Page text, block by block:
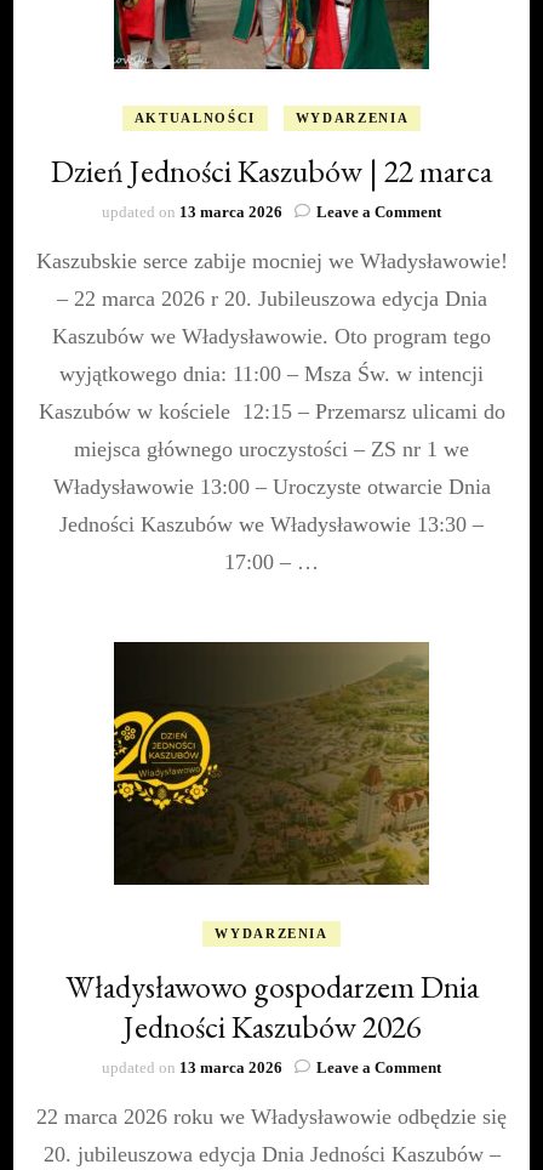
AKTUALNOŚCI WYDARZENIA
Dzień Jedności Kaszubów | 22 marca
updated on 13 marca 2026 Leave a Commenton
Jedności
22
Kaszubskie serce zabije mocniej we Władysławowie!
– 22 marca 2026 r 20. Jubileuszowa edycja Dnia
Kaszubów we Władysławowie. Oto program tego
wyjątkowego dnia: 11:00 – Msza Św. w intencji
Kaszubów w kościele 12:15 – Przemarsz ulicami do
miejsca głównego uroczystości – ZS nr 1 we
Władysławowie 13:00 – Uroczyste otwarcie Dnia
Jedności Kaszubów we Władysławowie 13:30 –
17:00 – …
WYDARZENIA
Władysławowo gospodarzem Dnia
Jedności Kaszubów 2026
updated on 13 marca 2026 Leave a Commenton
gospodarzem
Jedności
22 marca 2026 roku we Władysławowie odbędzie się
20. jubileuszowa edycja Dnia Jedności Kaszubów –